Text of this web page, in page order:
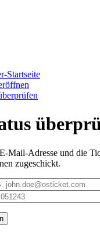
Startseite
Mail-Adresse und die
zugeschickt.